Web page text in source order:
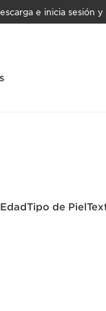
e inicia sesión
EdadTipo de Piel